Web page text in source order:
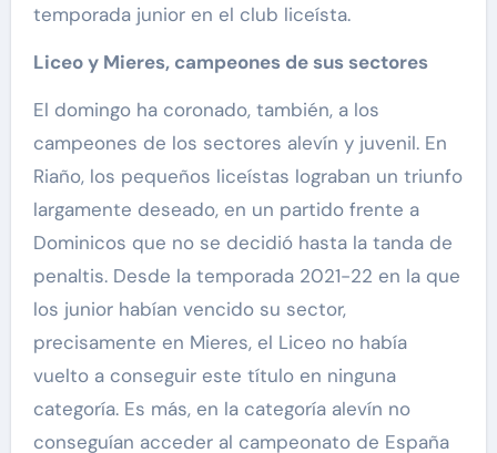
temporada junior en el club liceísta.
Liceo y Mieres, campeones de sus sectores
El domingo ha coronado, también, a los
campeones de los sectores alevín y juvenil. En
Riaño, los pequeños liceístas lograban un triunfo
largamente deseado, en un partido frente a
Dominicos que no se decidió hasta la tanda de
penaltis. Desde la temporada 2021-22 en la que
los junior habían vencido su sector,
precisamente en Mieres, el Liceo no había
vuelto a conseguir este título en ninguna
categoría. Es más, en la categoría alevín no
conseguían acceder al campeonato de España